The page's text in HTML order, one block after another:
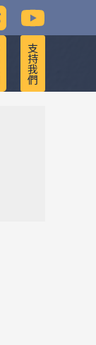
支
持
我
們